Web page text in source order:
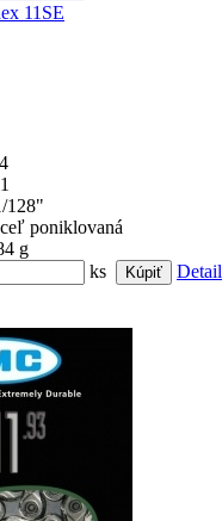
11SE
128"
poniklovaná
g
ks
Detail